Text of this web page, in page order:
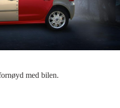
med bilen.